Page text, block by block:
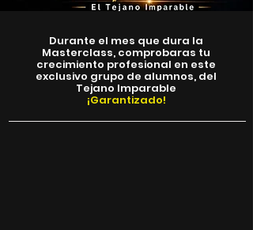
Durante el mes que dura la
Masterclass, comprobaras tu
crecimiento profesional en este
exclusivo grupo de alumnos, del
Tejano Imparable
¡Garantizado!